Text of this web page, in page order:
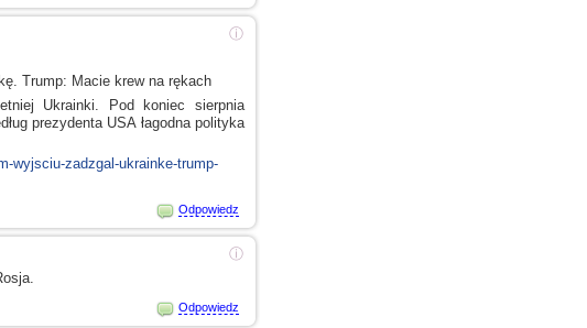
ⓘ
Trump: Macie krew na rękach
Ukrainki. Pod koniec sierpnia
prezydenta USA łagodna polityka
wyjsciu-zadzgal-ukrainke-trump-
Odpowiedz
ⓘ
Odpowiedz